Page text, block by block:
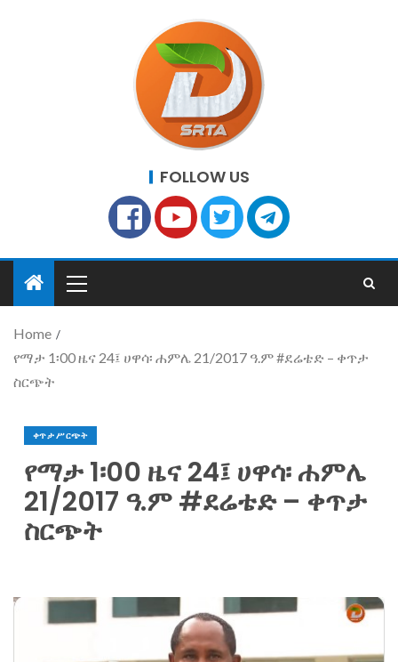
FOLLOW US
Home
የማታ 1፡00 ዜና 24፤ ሀዋሳ፡ ሐምሌ 21/2017 ዓ.ም #ደሬቴድ – ቀጥታ
ስርጭት
ቀጥታ ሥርጭት
የማታ 1፡00 ዜና 24፤ ሀዋሳ፡ ሐምሌ
21/2017 ዓ.ም #ደሬቴድ – ቀጥታ
ስርጭት